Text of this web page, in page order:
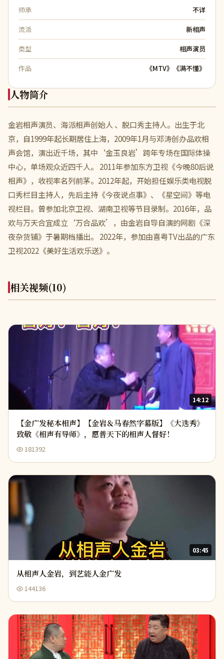
师承 不详
流派 新相声
类型 相声演员
作品 《MTV》《满不懂》
人物简介
金岩相声演员、海派相声创始人 、脱口秀主持人。出生于北
京，自1999年起长期居住上海，2009年1月与邓涛创办品欢相
声会馆，演出近千场，其中‘金玉良岩’跨年专场在国际体操
中心，单场观众近四千人。 2011年参加东方卫视《今晚80后说
相声》，收视率名列前茅。2012年起，开始担任娱乐类电视脱
口秀栏目主持人，先后主持《今夜说点事》、《星空间》等电
视栏目。曾参加北京卫视、湖南卫视等节目录制。2016年，品
欢与万天合宜成立‘万合品欢’，由金岩自导自演的网剧《深
夜杂货铺》于暑期档播出。 2022年，参加由喜粤TV出品的广东
卫视2022《美好生活欢乐送》。
相关视频(10)
14:12
【金广发秘本相声】【金岩＆马春然字幕版】《大选秀》
致敬《相声有导师》，愿普天下的相声人督好！
181392
03:45
从相声人金岩，到艺能人金广发
144136